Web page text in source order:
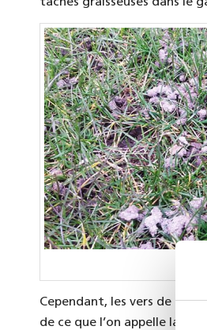
Cependant, les vers de
de ce que l’on appelle la